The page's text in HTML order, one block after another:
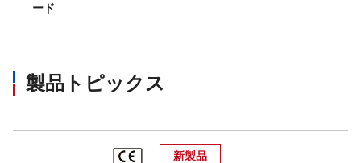
ード
製品トピックス
新製品